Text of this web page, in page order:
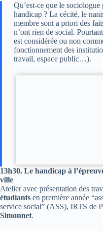
Qu’est-ce que le
handicap ? La cécité, le
membre sont a priori des
n’ont rien de social.
est considérée ou non
fonctionnement des
travail, espace public…).
13h30. Le handicap à
ville
Atelier avec présentation des
étudiants en première année
service social” (ASS), IRTS de
Simonnet.